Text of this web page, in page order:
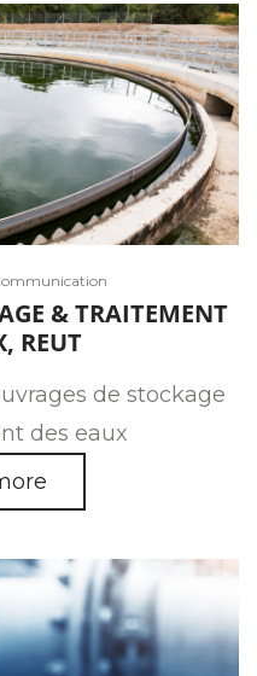
& TRAITEMENT
REUT
de stockage
des eaux